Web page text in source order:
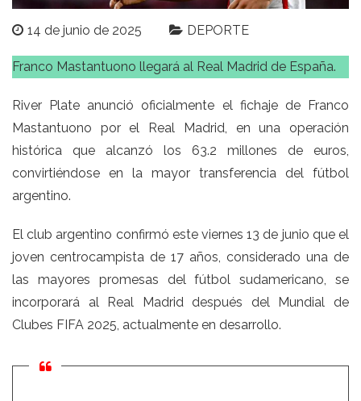
14 de junio de 2025 DEPORTE
Franco Mastantuono llegará al Real Madrid de España.
River Plate anunció oficialmente el fichaje de Franco
Mastantuono por el Real Madrid, en una operación
histórica que alcanzó los 63.2 millones de euros,
convirtiéndose en la mayor transferencia del fútbol
argentino.
El club argentino confirmó este viernes 13 de junio que el
joven centrocampista de 17 años, considerado una de
las mayores promesas del fútbol sudamericano, se
incorporará al Real Madrid después del Mundial de
Clubes FIFA 2025, actualmente en desarrollo.